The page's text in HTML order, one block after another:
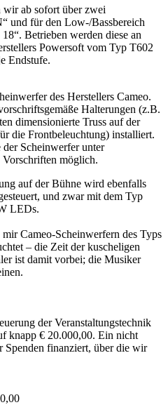
ab sofort über zwei
und für den Low-/Bassbereich
Betrieben werden diese an
Powersoft vom Typ T602
Endstufe.
des Herstellers Cameo.
Halterungen (z.B.
dimensionierte Truss auf der
die Frontbeleuchtung) installiert.
Scheinwerfer unter
möglich.
auf der Bühne wird ebenfalls
und zwar mit dem Typ
LEDs.
Cameo-Scheinwerfern des Typs
– die Zeit der kuscheligen
ist damit vorbei; die Musiker
der Veranstaltungstechnik
knapp € 20.000,00. Ein nicht
finanziert, über die wir